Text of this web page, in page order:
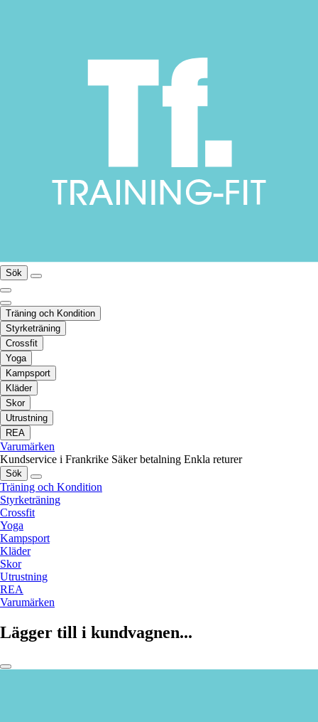
Sök
Träning och Kondition
Styrketräning
Crossfit
Yoga
Kampsport
Kläder
Skor
Utrustning
REA
Varumärken
Kundservice i Frankrike Säker betalning Enkla returer
Sök
Träning och Kondition
Styrketräning
Crossfit
Yoga
Kampsport
Kläder
Skor
Utrustning
REA
Varumärken
Lägger till i kundvagnen...